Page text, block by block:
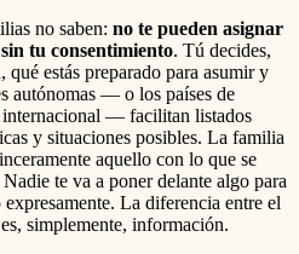
no saben: no te pueden asignar
tu consentimiento. Tú decides,
estás preparado para asumir y
autónomas — o los países de
internacional — facilitan listados
y situaciones posibles. La familia
aquello con lo que se
te va a poner delante algo para
La diferencia entre el
simplemente, información.